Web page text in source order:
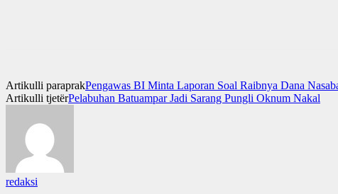
Artikulli paraprakPengawas BI Minta Laporan Soal Raibnya Dana
Artikulli tjetërPelabuhan Batuampar Jadi Sarang Pungli Oknum Nakal
redaksi